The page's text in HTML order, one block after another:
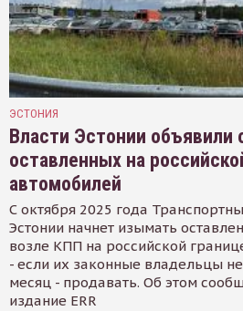
ЭСТОНИЯ
Власти Эстонии объявили
оставленных на
автомобилей
С октября 2025 года
Эстонии начнет изымать
возле КПП на российской
- если их законные владельцы не
месяц - продавать. Об этом
издание ERR